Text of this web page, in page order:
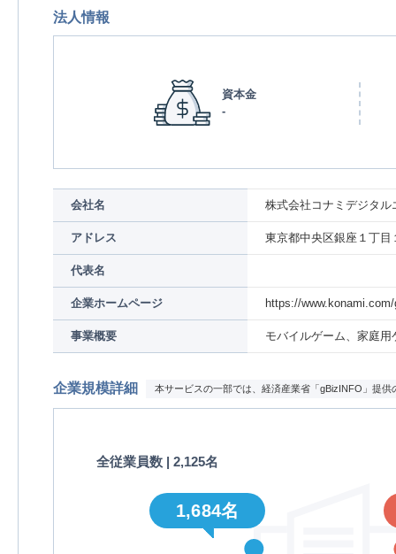
法人情報
資本金
-
会社名 株式会社コナミデジタル
アドレス 東京都中央区銀座１丁目
代表名
企業ホームページ https://
事業概要 モバイルゲーム、家庭
企業規模詳細 本サービスの一部では、経済産業省「gBizINFO」提
全従業員数 | 2,125名
1,684名